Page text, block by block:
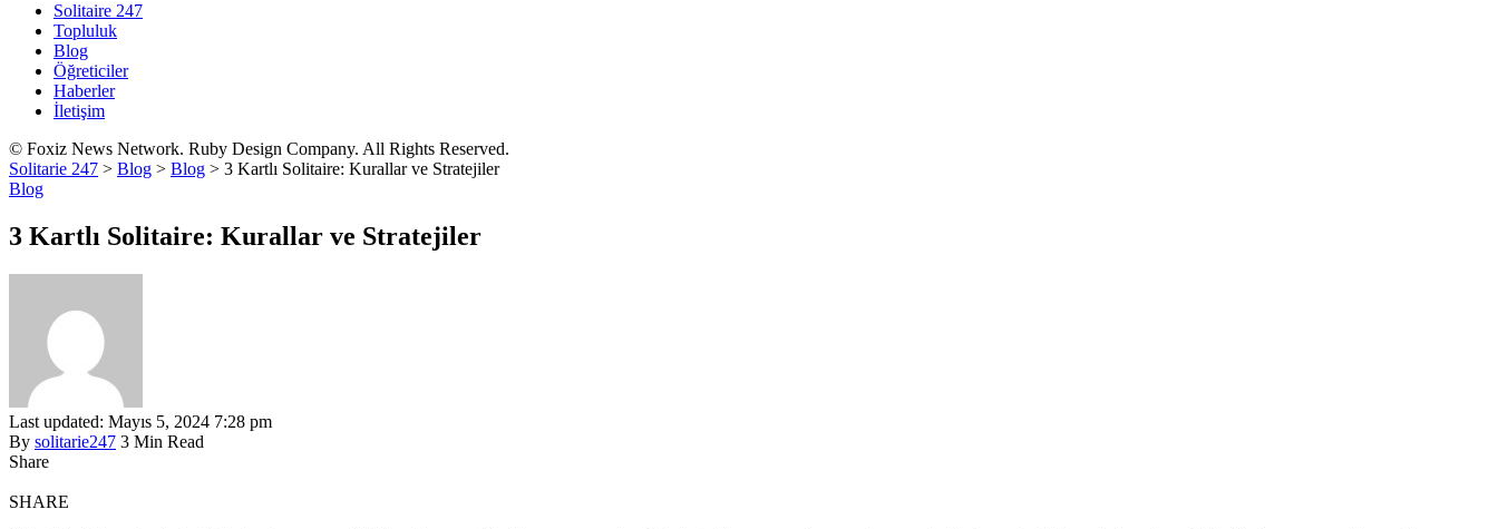
Solitaire 247
Topluluk
Blog
Öğreticiler
Haberler
İletişim
© Foxiz News Network. Ruby Design Company. All Rights Reserved.
Solitarie 247 > Blog > Blog > 3 Kartlı Solitaire: Kurallar ve Stratejiler
Blog
3 Kartlı Solitaire: Kurallar ve Stratejiler
Last updated: Mayıs 5, 2024 7:28 pm
By solitarie247 3 Min Read
Share
SHARE